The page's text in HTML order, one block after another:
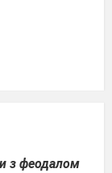
з феодалом